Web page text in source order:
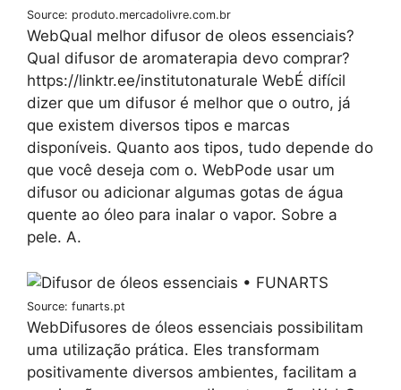
Source: produto.mercadolivre.com.br
WebQual melhor difusor de oleos essenciais?
Qual difusor de aromaterapia devo comprar?
https://linktr.ee/institutonaturale WebÉ difícil
dizer que um difusor é melhor que o outro, já
que existem diversos tipos e marcas
disponíveis. Quanto aos tipos, tudo depende do
que você deseja com o. WebPode usar um
difusor ou adicionar algumas gotas de água
quente ao óleo para inalar o vapor. Sobre a
pele. A.
Source: funarts.pt
WebDifusores de óleos essenciais possibilitam
uma utilização prática. Eles transformam
positivamente diversos ambientes, facilitam a